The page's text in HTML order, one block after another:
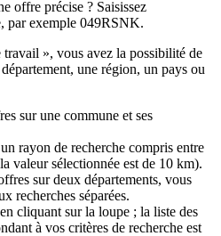
offre précise ? Saisissez
par exemple 049RSNK.
», vous avez la possibilité de
une région, un pays ou
sur une commune et ses
rayon de recherche compris entre
valeur sélectionnée est de 10 km).
sur deux départements, vous
recherches séparées.
cliquant sur la loupe ; la liste des
à vos critères de recherche est